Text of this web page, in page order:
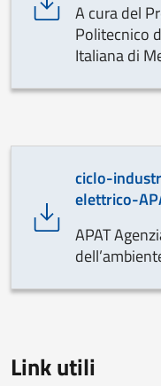
A cura del
Politecnico
Italiana di
ciclo-
elettrico-
APAT
Link utili